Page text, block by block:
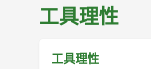
工具理性
工具理性